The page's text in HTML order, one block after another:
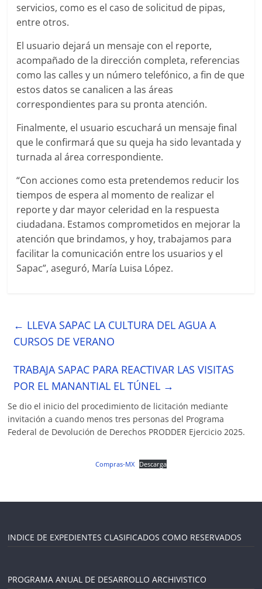
servicios, como es el caso de solicitud de pipas,
entre otros.
El usuario dejará un mensaje con el reporte,
acompañado de la dirección completa, referencias
como las calles y un número telefónico, a fin de que
estos datos se canalicen a las áreas
correspondientes para su pronta atención.
Finalmente, el usuario escuchará un mensaje final
que le confirmará que su queja ha sido levantada y
turnada al área correspondiente.
“Con acciones como esta pretendemos reducir los
tiempos de espera al momento de realizar el
reporte y dar mayor celeridad en la respuesta
ciudadana. Estamos comprometidos en mejorar la
atención que brindamos, y hoy, trabajamos para
facilitar la comunicación entre los usuarios y el
Sapac”, aseguró, María Luisa López.
← LLEVA SAPAC LA CULTURA DEL AGUA A
CURSOS DE VERANO
TRABAJA SAPAC PARA REACTIVAR LAS VISITAS
POR EL MANANTIAL EL TÚNEL →
Se dio el inicio del procedimiento de licitación mediante
invitación a cuando menos tres personas del Programa
Federal de Devolución de Derechos PRODDER Ejercicio 2025.
Compras-MX Descarga
INDICE DE EXPEDIENTES CLASIFICADOS COMO RESERVADOS
PROGRAMA ANUAL DE DESARROLLO ARCHIVISTICO